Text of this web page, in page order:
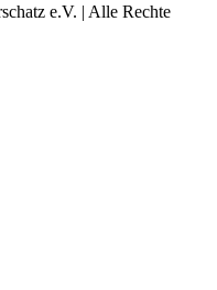
e.V. | Alle Rechte